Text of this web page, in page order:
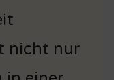
nicht nur